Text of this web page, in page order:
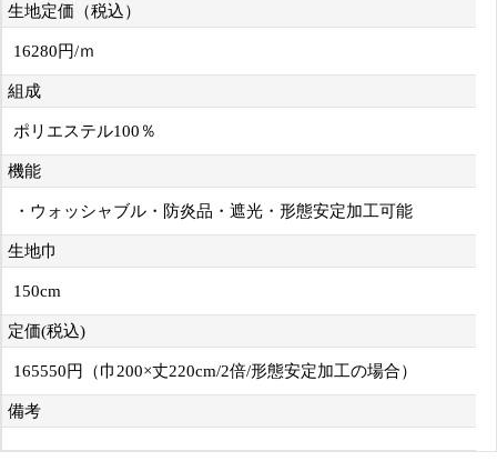
生地定価（税込）
16280円/ｍ
組成
ポリエステル100％
機能
・ウォッシャブル・防炎品・遮光・形態安定加工可能
生地巾
150cm
定価(税込)
165550円（巾200×丈220cm/2倍/形態安定加工の場合）
備考